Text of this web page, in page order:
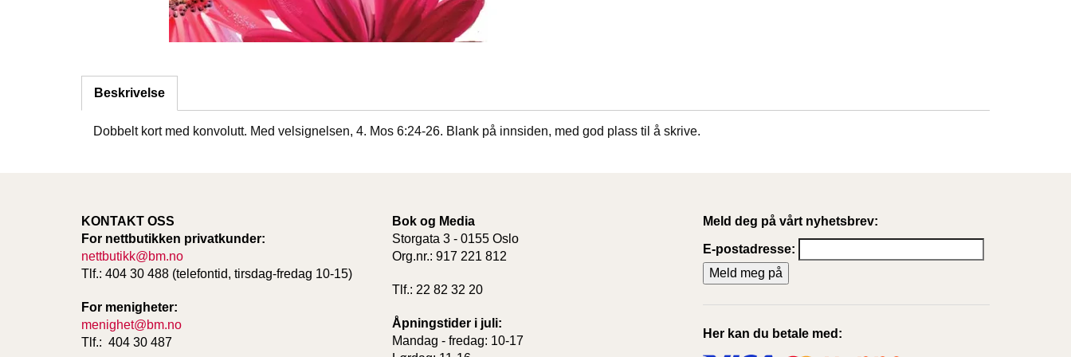
Beskrivelse
Dobbelt kort med konvolutt. Med velsignelsen, 4. Mos 6:24-26. Blank på innsiden, med god plass til å skrive.
KONTAKT OSS
For nettbutikken privatkunder:
nettbutikk@bm.no
Tlf.: 404 30 488 (telefontid, tirsdag-fredag 10-15)
For menigheter:
menighet@bm.no
Tlf.: 404 30 487
Bok og Media
Storgata 3 - 0155 Oslo
Org.nr.: 917 221 812
Tlf.: 22 82 32 20
Åpningstider i juli:
Mandag - fredag: 10-17
Meld deg på vårt nyhetsbrev:
E-postadresse:
Her kan du betale med: